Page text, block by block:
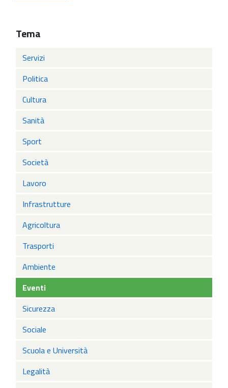
Tema
Servizi
Politica
Cultura
Sanità
Sport
Società
Lavoro
Infrastrutture
Agricoltura
Trasporti
Ambiente
Eventi
Sicurezza
Sociale
Scuola e Università
Legalità